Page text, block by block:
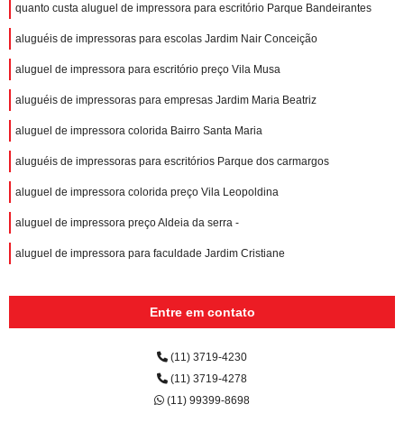
quanto custa aluguel de impressora para escritório Parque Bandeirantes
aluguéis de impressoras para escolas Jardim Nair Conceição
aluguel de impressora para escritório preço Vila Musa
aluguéis de impressoras para empresas Jardim Maria Beatriz
aluguel de impressora colorida Bairro Santa Maria
aluguéis de impressoras para escritórios Parque dos carmargos
aluguel de impressora colorida preço Vila Leopoldina
aluguel de impressora preço Aldeia da serra -
aluguel de impressora para faculdade Jardim Cristiane
Entre em contato
(11) 3719-4230
(11) 3719-4278
(11) 99399-8698